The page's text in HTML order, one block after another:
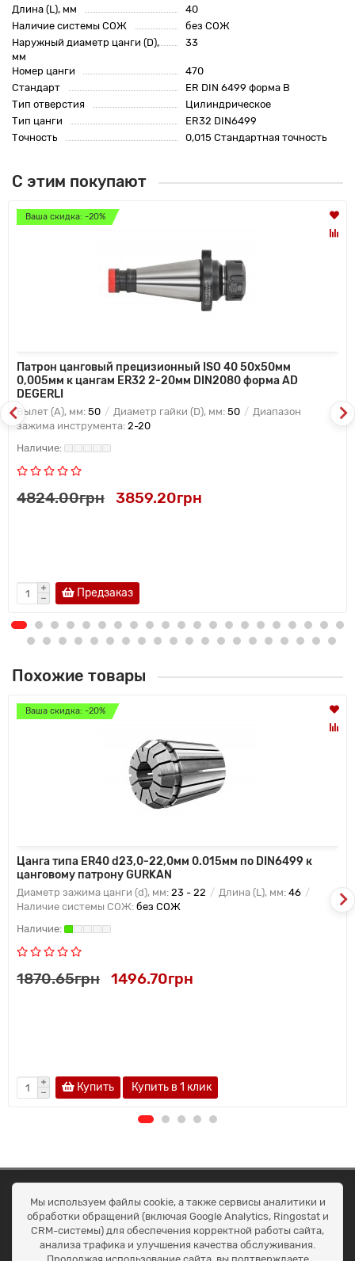
Длина (L), мм
40
Наличие системы СОЖ
без СОЖ
Наружный диаметр цанги (D),
мм
33
Номер цанги
470
Стандарт
ER DIN 6499 форма B
Тип отверстия
Цилиндрическое
Тип цанги
ER32 DIN6499
Точность
0,015 Стандартная точность
С этим покупают
Ваша скидка: -20%
Патрон цанговый прецизионный ISO 40 50x50мм
0,005мм к цангам ER32 2-20мм DIN2080 форма AD
DEGERLI
Вылет (A), мм: 50 Диаметр гайки (D), мм: 50
Диапазон
зажима инструмента: 2-20
4824.00грн 3859.20грн
Предзаказ
Похожие товары
Ваша скидка: -20%
Цанга типа ER40 d23,0-22,0мм 0.015мм по DIN6499 к
цанговому патрону GURKAN
Диаметр зажима цанги (d), мм: 23 - 22 Длина (L), мм: 46
Наличие системы СОЖ: без СОЖ
1870.65грн 1496.70грн
Купить Купить в 1 клик
ОКЕАН ТРЕЙД
Договір публичної оферти
Доставка та оплата
Наші контакти
Умови повернення
Мы используем файлы cookie, а также сервисы аналитики и
обработки обращений (включая Google Analytics, Ringostat и
CRM-системы) для обеспечения корректной работы сайта,
анализа трафика и улучшения качества обслуживания.